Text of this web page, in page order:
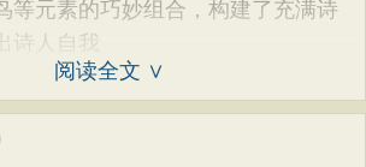
等元素的巧妙组合，构建了充满诗
诗人自我
阅读全文 ∨